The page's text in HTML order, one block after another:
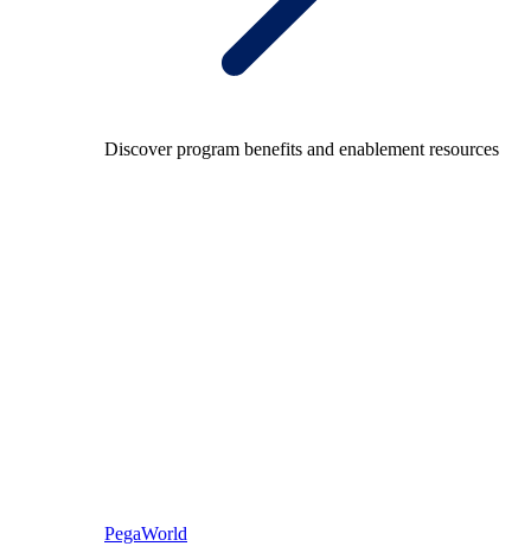
Discover program benefits and enablement resources
PegaWorld